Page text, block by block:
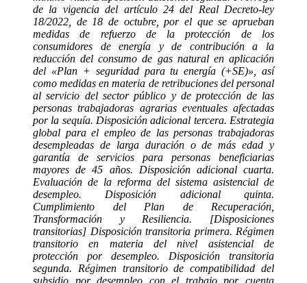
de la vigencia del artículo 24 del Real Decreto-ley
18/2022, de 18 de octubre, por el que se aprueban
medidas de refuerzo de la protección de los
consumidores de energía y de contribución a la
reducción del consumo de gas natural en aplicación
del «Plan + seguridad para tu energía (+SE)», así
como medidas en materia de retribuciones del personal
al servicio del sector público y de protección de las
personas trabajadoras agrarias eventuales afectadas
por la sequía. Disposición adicional tercera. Estrategia
global para el empleo de las personas trabajadoras
desempleadas de larga duración o de más edad y
garantía de servicios para personas beneficiarias
mayores de 45 años. Disposición adicional cuarta.
Evaluación de la reforma del sistema asistencial de
desempleo. Disposición adicional quinta.
Cumplimiento del Plan de Recuperación,
Transformación y Resiliencia. [Disposiciones
transitorias] Disposición transitoria primera. Régimen
transitorio en materia del nivel asistencial de
protección por desempleo. Disposición transitoria
segunda. Régimen transitorio de compatibilidad del
subsidio por desempleo con el trabajo por cuenta